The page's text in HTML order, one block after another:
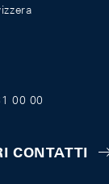
00 00
CONTATTI